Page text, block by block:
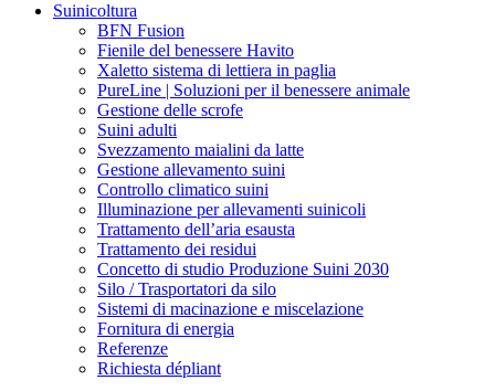
Suinicoltura
BFN Fusion
Fienile del benessere Havito
Xaletto sistema di lettiera in paglia
PureLine | Soluzioni per il benessere animale
Gestione delle scrofe
Suini adulti
Svezzamento maialini da latte
Gestione allevamento suini
Controllo climatico suini
Illuminazione per allevamenti suinicoli
Trattamento dell’aria esausta
Trattamento dei residui
Concetto di studio Produzione Suini 2030
Silo / Trasportatori da silo
Sistemi di macinazione e miscelazione
Fornitura di energia
Referenze
Richiesta dépliant